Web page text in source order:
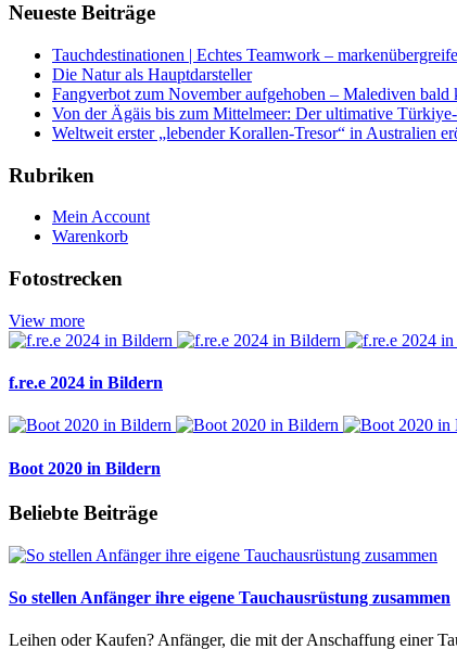
Neueste Beiträge
Tauchdestinationen | Echtes Teamwork –
Die Natur als Hauptdarsteller
Fangverbot zum November aufgehoben – Malediven bald
Von der Ägäis bis zum Mittelmeer: Der ultimative
Weltweit erster „lebender Korallen-Tresor“ in Australien
Rubriken
Mein Account
Warenkorb
Fotostrecken
View more
f.re.e 2024 in Bildern
Boot 2020 in Bildern
Beliebte Beiträge
So stellen Anfänger ihre eigene Tauchausrüstung zusammen
Leihen oder Kaufen? Anfänger, die mit der Anschaffung einer